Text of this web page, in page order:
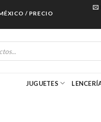
/ PRECIOS ESPECIALES
JUGUETES